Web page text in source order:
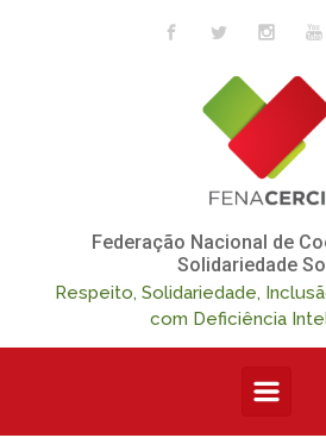
Skip to main content
Federação Nacional de
Solidariedade
Respeito, Solidariedade,
com Deficiência